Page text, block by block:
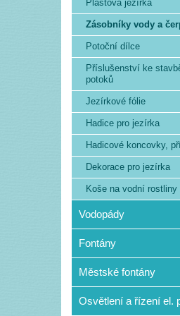
Plastová jezírka
Zásobníky vody a
Potoční dílce
Příslušenství ke
potoků
Jezírkové fólie
Hadice pro jezírka
Hadicové koncovky,
Dekorace pro jezírka
Koše na vodní rostliny
Vodopády
Fontány
Městské fontány
Osvětlení a řízení el.